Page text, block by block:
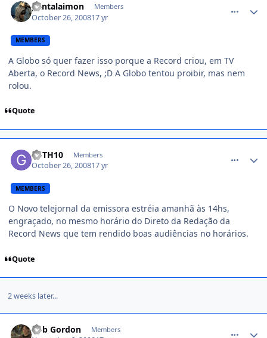
pantalaimon Members
October 26, 200817 yr
MEMBERS
A Globo só quer fazer isso porque a Record criou, em TV
Aberta, o Record News, ;D A Globo tentou proibir, mas nem
rolou.
Quote
GFTH10 Members
October 26, 200817 yr
MEMBERS
O Novo telejornal da emissora estréia amanhã às 14hs,
engraçado, no mesmo horário do Direto da Redação da
Record News que tem rendido boas audiências no horários.
Quote
2 weeks later...
Rob Gordon Members